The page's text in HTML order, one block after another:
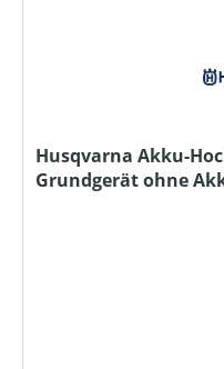
Husqvarna Akku-
Grundgerät ohne